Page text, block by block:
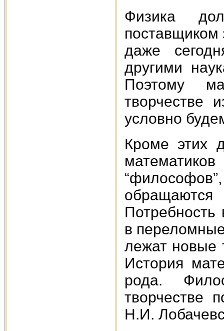
Физика
поставщиком
даже
другими
Поэтому
творчестве
условно
Кроме этих
Потребность
в
лежат новые
История
рода.
творчестве
Н.И.